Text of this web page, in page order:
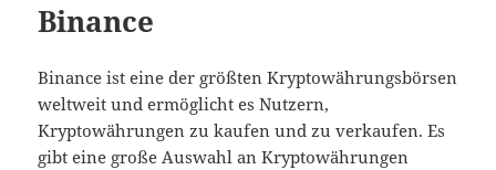
Binance
Binance ist eine der größten Kryptowährungsbörsen
weltweit und ermöglicht es Nutzern,
Kryptowährungen zu kaufen und zu verkaufen. Es
gibt eine große Auswahl an Kryptowährungen